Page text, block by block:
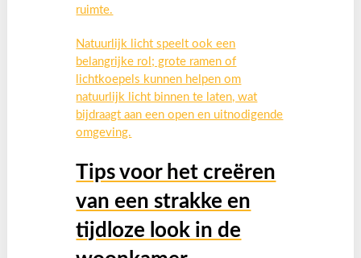
ruimte.
Natuurlijk licht speelt ook een
belangrijke rol; grote ramen of
lichtkoepels kunnen helpen om
natuurlijk licht binnen te laten, wat
bijdraagt aan een open en uitnodigende
omgeving.
Tips voor het creëren
van een strakke en
tijdloze look in de